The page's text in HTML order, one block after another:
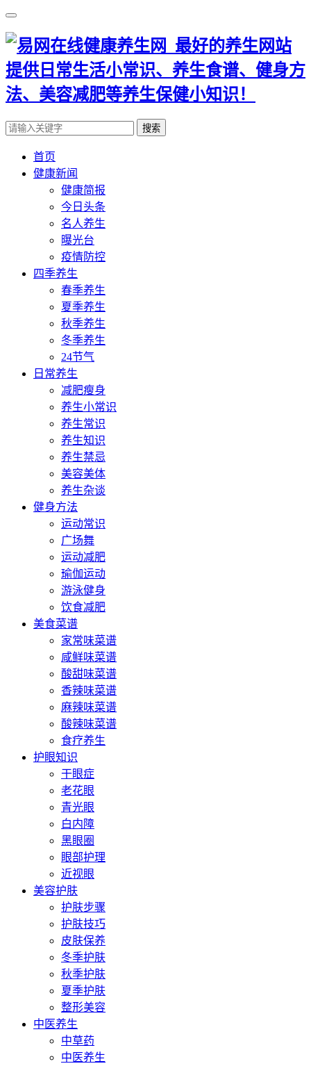
搜索
首页
健康新闻
健康简报
今日头条
名人养生
曝光台
疫情防控
四季养生
春季养生
夏季养生
秋季养生
冬季养生
24节气
日常养生
减肥瘦身
养生小常识
养生常识
养生知识
养生禁忌
美容美体
养生杂谈
健身方法
运动常识
广场舞
运动减肥
瑜伽运动
游泳健身
饮食减肥
美食菜谱
家常味菜谱
咸鲜味菜谱
酸甜味菜谱
香辣味菜谱
麻辣味菜谱
酸辣味菜谱
食疗养生
护眼知识
干眼症
老花眼
青光眼
白内障
黑眼圈
眼部护理
近视眼
美容护肤
护肤步骤
护肤技巧
皮肤保养
冬季护肤
秋季护肤
夏季护肤
整形美容
中医养生
中草药
中医养生